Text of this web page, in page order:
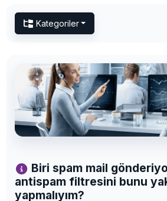
Kategoriler
Biri spam mail
antispam filtresini bunu
yapmalıyım?